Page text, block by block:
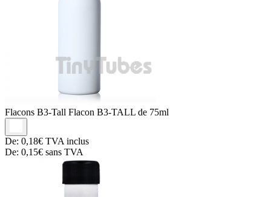
Flacons B3-Tall Flacon B3-TALL de 75ml
De: 0,18€ TVA inclus
De: 0,15€ sans TVA